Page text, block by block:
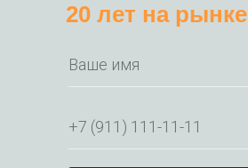
20 лет на рынке